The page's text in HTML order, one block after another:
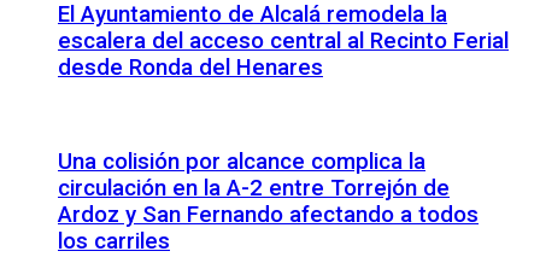
El Ayuntamiento de Alcalá remodela la
escalera del acceso central al Recinto Ferial
desde Ronda del Henares
Una colisión por alcance complica la
circulación en la A-2 entre Torrejón de
Ardoz y San Fernando afectando a todos
los carriles